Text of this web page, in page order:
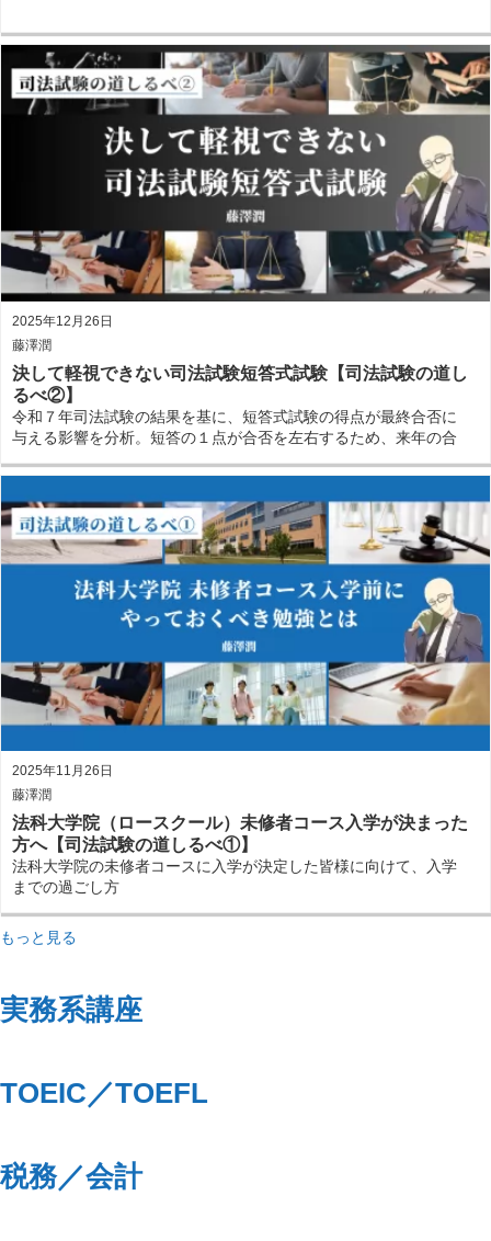
2025年12月26日
藤澤潤
決して軽視できない司法試験短答式試験【司法試験の道し
るべ②】
令和７年司法試験の結果を基に、短答式試験の得点が最終合否に
与える影響を分析。短答の１点が合否を左右するため、来年の合
2025年11月26日
藤澤潤
法科大学院（ロースクール）未修者コース入学が決まった
方へ【司法試験の道しるべ①】
法科大学院の未修者コースに入学が決定した皆様に向けて、入学
までの過ごし方
もっと見る
実務系講座
TOEIC／TOEFL
税務／会計